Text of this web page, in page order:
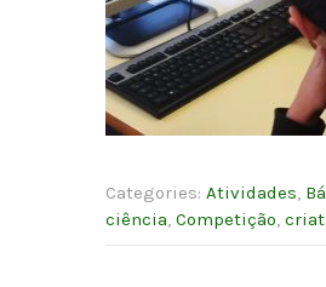
Categories: Atividades,
ciência, Competição,